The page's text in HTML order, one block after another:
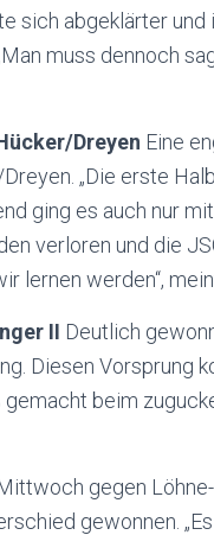
sich abgeklärter
muss dennoch
Dreyen Eine
„Die erste
ging es auch nur
verloren und die
lernen werden“,
II Deutlich
Diesen Vorsprung
beim
gegen
gewonnen.